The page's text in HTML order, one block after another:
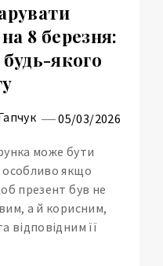
8 березня:
будь-якого
05/03/2026
може бути
якщо
презент був не
а й корисним,
відповідним її